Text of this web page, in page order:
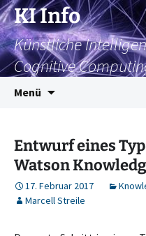
Zum
Inhalt
springen
KI Info
Künstliche
Cognitive
Menü
Entwurf eines
Watson
17. Februar 2017
Marcell Streile